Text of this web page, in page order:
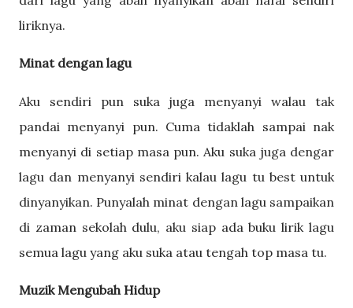
liriknya.
Minat dengan lagu
Aku sendiri pun suka juga menyanyi walau tak
pandai menyanyi pun. Cuma tidaklah sampai nak
menyanyi di setiap masa pun. Aku suka juga dengar
lagu dan menyanyi sendiri kalau lagu tu best untuk
dinyanyikan. Punyalah minat dengan lagu sampaikan
di zaman sekolah dulu, aku siap ada buku lirik lagu
semua lagu yang aku suka atau tengah top masa tu.
Muzik Mengubah Hidup